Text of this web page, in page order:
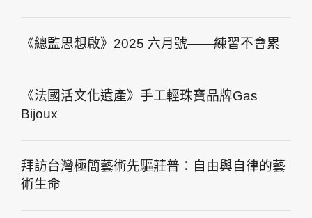
《總監思想啟》2025 六月號——練習不會累
《法國活文化遺產》手工輕珠寶品牌Gas
Bijoux
拜訪台灣極簡藝術先驅莊普：自由與自律的藝
術生命